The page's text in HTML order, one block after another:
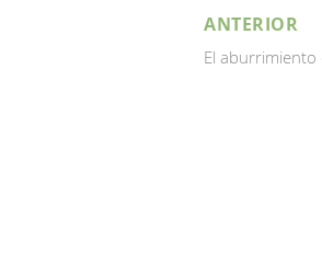
ANTERIOR
El aburrimiento